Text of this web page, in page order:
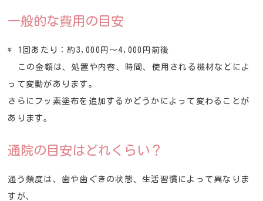
一般的な費用の目安
* 1回あたり：約3,000円〜4,000円前後
この金額は、処置や内容、時間、使用される機材などによ
って変動があります。
さらにフッ素塗布を追加するかどうかによって変わることが
あります。
通院の目安はどれくらい？
通う頻度は、歯や歯ぐきの状態、生活習慣によって異なりま
すが、